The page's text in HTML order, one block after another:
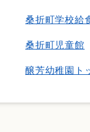
桑折町学校給
桑折町児童館
醸芳幼稚園ト